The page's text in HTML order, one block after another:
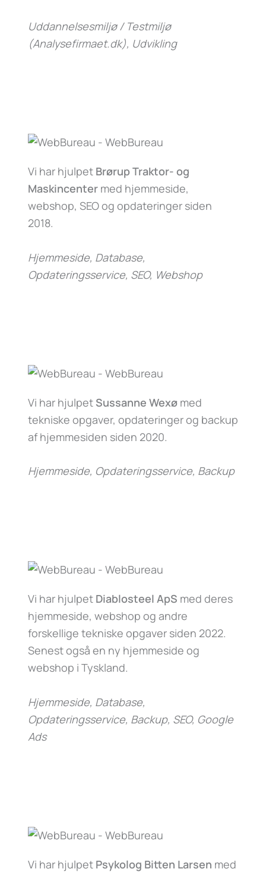
Uddannelsesmiljø / Testmiljø
(Analysefirmaet.dk), Udvikling
Vi har hjulpet Brørup Traktor- og
Maskincenter med hjemmeside,
webshop, SEO og opdateringer siden
2018.
Hjemmeside, Database,
Opdateringsservice, SEO, Webshop
Vi har hjulpet Sussanne Wexø med
tekniske opgaver, opdateringer og backup
af hjemmesiden siden 2020.
Hjemmeside, Opdateringsservice, Backup
Vi har hjulpet Diablosteel ApS med deres
hjemmeside, webshop og andre
forskellige tekniske opgaver siden 2022.
Senest også en ny hjemmeside og
webshop i Tyskland.
Hjemmeside, Database,
Opdateringsservice, Backup, SEO, Google
Ads
Vi har hjulpet Psykolog Bitten Larsen med